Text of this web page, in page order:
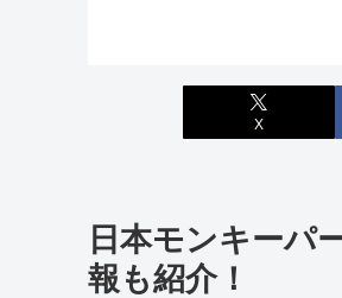
X
日本モンキーパ
報も紹介！